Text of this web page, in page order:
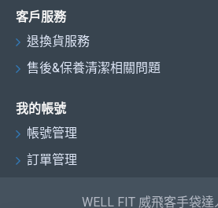
客戶服務
退換貨服務
售後&保養清潔相關問題
我的帳號
帳號管理
訂單管理
WELL FIT 威飛客手袋